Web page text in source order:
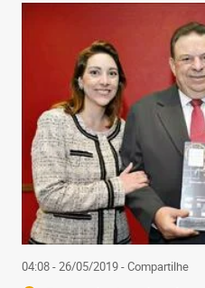
04:08 - 26/05/2019- Compartilhe